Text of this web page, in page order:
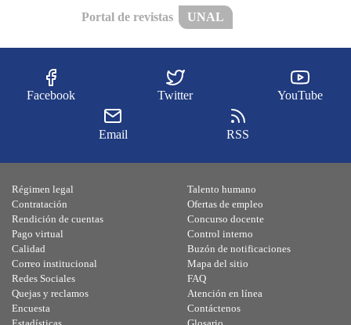
Portal de revistas UNAL
Facebook Twitter YouTube
Email RSS
Régimen legal
Contratación
Rendición de cuentas
Pago virtual
Calidad
Talento humano
Ofertas de empleo
Concurso docente
Control interno
Buzón de notificaciones
Correo institucional
Redes Sociales
Quejas y reclamos
Encuesta
Mapa del sitio
FAQ
Atención en línea
Contáctenos